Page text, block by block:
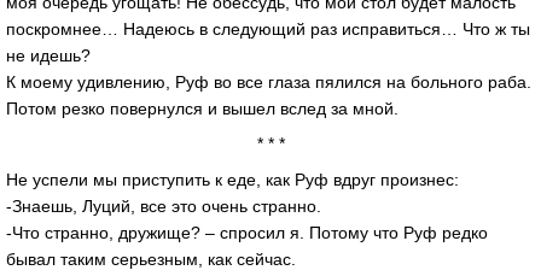
поскромнее… Надеюсь в следующий раз исправиться… Что ж ты
не идешь?
К моему удивлению, Руф во все глаза пялился на больного раба.
Потом резко повернулся и вышел вслед за мной.
* * *
Не успели мы приступить к еде, как Руф вдруг произнес:
-Знаешь, Луций, все это очень странно.
-Что странно, дружище? – спросил я. Потому что Руф редко
бывал таким серьезным, как сейчас.